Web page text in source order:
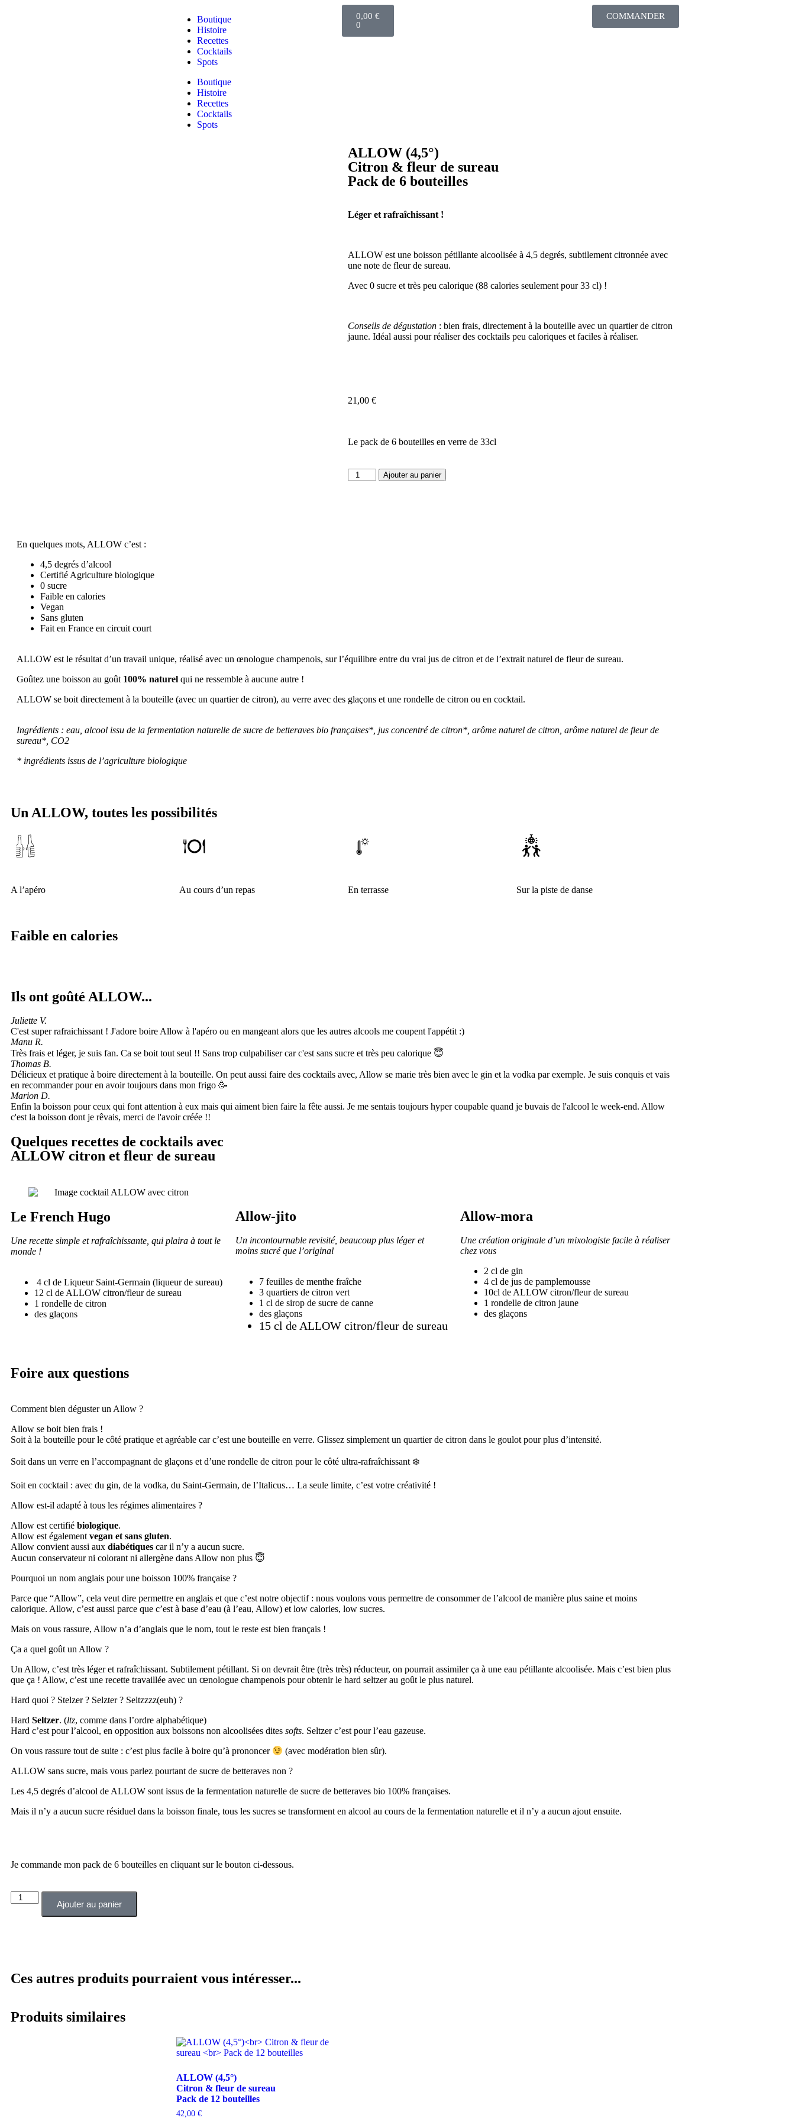
Boutique
Histoire
Recettes
Cocktails
Spots
Boutique
Histoire
Recettes
Cocktails
Spots
0,00 €
0
COMMANDER
ALLOW (4,5°)
Citron & fleur de sureau
Pack de 6 bouteilles
Léger et rafraîchissant !
ALLOW est une boisson pétillante alcoolisée à 4,5 degrés, subtilement citronnée avec
une note de fleur de sureau.
Avec 0 sucre et très peu calorique (88 calories seulement pour 33 cl) !
Conseils de dégustation : bien frais, directement à la bouteille avec un quartier de citron
jaune. Idéal aussi pour réaliser des cocktails peu caloriques et faciles à réaliser.
21,00 €
Le pack de 6 bouteilles en verre de 33cl
Ajouter au panier
En quelques mots, ALLOW c’est :
4,5 degrés d’alcool
Certifié Agriculture biologique
0 sucre
Faible en calories
Vegan
Sans gluten
Fait en France en circuit court
ALLOW est le résultat d’un travail unique, réalisé avec un œnologue champenois, sur l’équilibre entre du vrai jus de citron et de l’extrait naturel de fleur de sureau.
Goûtez une boisson au goût 100% naturel qui ne ressemble à aucune autre !
ALLOW se boit directement à la bouteille (avec un quartier de citron), au verre avec des glaçons et une rondelle de citron ou en cocktail.
Ingrédients : eau, alcool issu de la fermentation naturelle de sucre de betteraves bio françaises*, jus concentré de citron*, arôme naturel de citron, arôme naturel de fleur de
sureau*, CO2
* ingrédients issus de l’agriculture biologique
Un ALLOW, toutes les possibilités
A l’apéro Au cours d’un repas En terrasse Sur la piste de danse
Faible en calories
Ils ont goûté ALLOW...
Juliette V.
C'est super rafraichissant ! J'adore boire Allow à l'apéro ou en mangeant alors que les autres alcools me coupent l'appétit :)
Manu R.
Très frais et léger, je suis fan. Ca se boit tout seul !! Sans trop culpabiliser car c'est sans sucre et très peu calorique 😇
Thomas B.
Délicieux et pratique à boire directement à la bouteille. On peut aussi faire des cocktails avec, Allow se marie très bien avec le gin et la vodka par exemple. Je suis conquis et vais
en recommander pour en avoir toujours dans mon frigo 🥳
Marion D.
Enfin la boisson pour ceux qui font attention à eux mais qui aiment bien faire la fête aussi. Je me sentais toujours hyper coupable quand je buvais de l'alcool le week-end. Allow
c'est la boisson dont je rêvais, merci de l'avoir créée !!
Quelques recettes de cocktails avec
ALLOW citron et fleur de sureau
Le French Hugo
Une recette simple et rafraîchissante, qui plaira à tout le
monde !
4 cl de Liqueur Saint-Germain (liqueur de sureau)
12 cl de ALLOW citron/fleur de sureau
1 rondelle de citron
des glaçons
Allow-jito
Un incontournable revisité, beaucoup plus léger et
moins sucré que l’original
7 feuilles de menthe fraîche
3 quartiers de citron vert
1 cl de sirop de sucre de canne
des glaçons
15 cl de ALLOW citron/fleur de sureau
Allow-mora
Une création originale d’un mixologiste facile à réaliser
chez vous
2 cl de gin
4 cl de jus de pamplemousse
10cl de ALLOW citron/fleur de sureau
1 rondelle de citron jaune
des glaçons
Foire aux questions
Comment bien déguster un Allow ?
Allow se boit bien frais !
Soit à la bouteille pour le côté pratique et agréable car c’est une bouteille en verre. Glissez simplement un quartier de citron dans le goulot pour plus d’intensité.
Soit dans un verre en l’accompagnant de glaçons et d’une rondelle de citron pour le côté ultra-rafraîchissant ❄️
Soit en cocktail : avec du gin, de la vodka, du Saint-Germain, de l’Italicus… La seule limite, c’est votre créativité !
Allow est-il adapté à tous les régimes alimentaires ?
Allow est certifié biologique.
Allow est également vegan et sans gluten.
Allow convient aussi aux diabétiques car il n’y a aucun sucre.
Aucun conservateur ni colorant ni allergène dans Allow non plus 😇
Pourquoi un nom anglais pour une boisson 100% française ?
Parce que “Allow”, cela veut dire permettre en anglais et que c’est notre objectif : nous voulons vous permettre de consommer de l’alcool de manière plus saine et moins
calorique. Allow, c’est aussi parce que c’est à base d’eau (à l’eau, Allow) et low calories, low sucres.
Mais on vous rassure, Allow n’a d’anglais que le nom, tout le reste est bien français !
Ça a quel goût un Allow ?
Un Allow, c’est très léger et rafraîchissant. Subtilement pétillant. Si on devrait être (très très) réducteur, on pourrait assimiler ça à une eau pétillante alcoolisée. Mais c’est bien plus
que ça ! Allow, c’est une recette travaillée avec un œnologue champenois pour obtenir le hard seltzer au goût le plus naturel.
Hard quoi ? Stelzer ? Selzter ? Seltzzzz(euh) ?
Hard Seltzer. (ltz, comme dans l’ordre alphabétique)
Hard c’est pour l’alcool, en opposition aux boissons non alcoolisées dites softs. Seltzer c’est pour l’eau gazeuse.
On vous rassure tout de suite : c’est plus facile à boire qu’à prononcer
(avec modération bien sûr).
ALLOW sans sucre, mais vous parlez pourtant de sucre de betteraves non ?
Les 4,5 degrés d’alcool de ALLOW sont issus de la fermentation naturelle de sucre de betteraves bio 100% françaises.
Mais il n’y a aucun sucre résiduel dans la boisson finale, tous les sucres se transforment en alcool au cours de la fermentation naturelle et il n’y a aucun ajout ensuite.
Je commande mon pack de 6 bouteilles en cliquant sur le bouton ci-dessous.
Ajouter au panier
Ces autres produits pourraient vous intéresser...
Produits similaires
ALLOW (4,5°)
Citron & fleur de sureau
Pack de 12 bouteilles
42,00 €